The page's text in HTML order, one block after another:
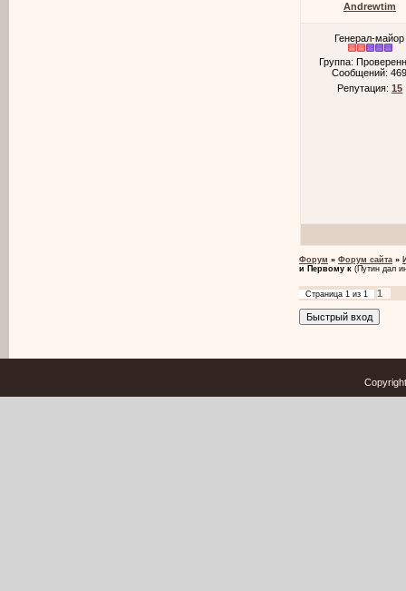
Andrewtim
Генерал-майор
Группа:
Сообщений:
Репутация: 15
Форум » Форум сайта »
и Первому к (Путин дал
Страница 1 из 1 1